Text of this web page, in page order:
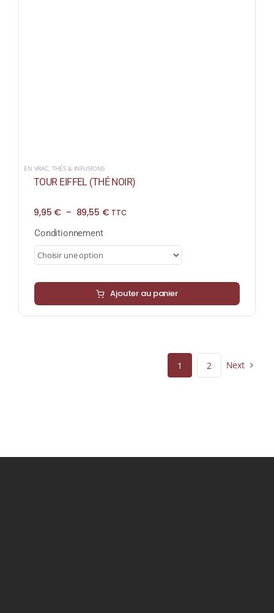
EN VRAC, THÉS & INFUSIONS
TOUR EIFFEL (THÉ NOIR)
9,95 € – 89,55 €Plage
TTC
Conditionnement
Ajouter au panier
1 2 Next